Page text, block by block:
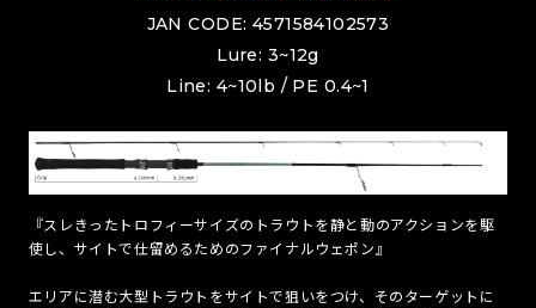
JAN CODE: 4571584102573
Lure: 3~12g
Line: 4~10lb / PE 0.4~1
『スレきったトロフィーサイズのトラウトを静と動のアクションを駆
使し、サイトで仕留めるためのファイナルウェポン』
エリアに潜む大型トラウトをサイトで狙いをつけ、そのターゲットに